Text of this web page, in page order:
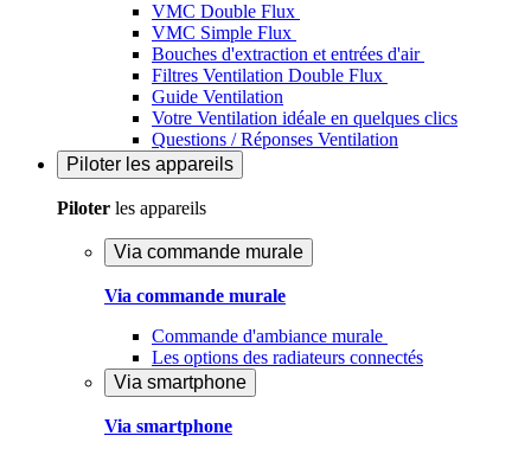
VMC Double Flux
VMC Simple Flux
Bouches d'extraction et entrées d'air
Filtres Ventilation Double Flux
Guide Ventilation
Votre Ventilation idéale en quelques clics
Questions / Réponses Ventilation
Piloter les appareils
Piloter les appareils
Via commande murale
Via commande murale
Commande d'ambiance murale
Les options des radiateurs connectés
Via smartphone
Via smartphone